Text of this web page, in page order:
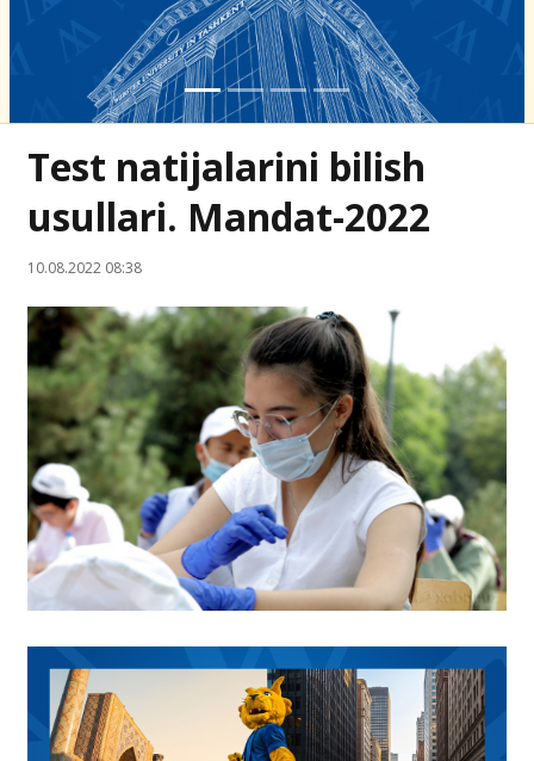
Test natijalarini bilish
usullari. Mandat-2022
10.08.2022 08:38